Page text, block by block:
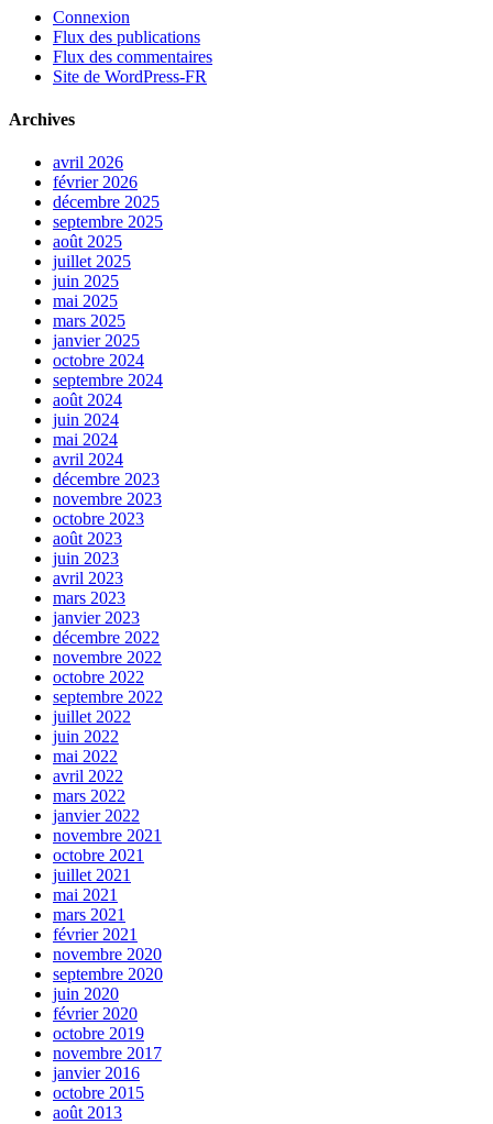
Connexion
Flux des publications
Flux des commentaires
Site de WordPress-FR
Archives
avril 2026
février 2026
décembre 2025
septembre 2025
août 2025
juillet 2025
juin 2025
mai 2025
mars 2025
janvier 2025
octobre 2024
septembre 2024
août 2024
juin 2024
mai 2024
avril 2024
décembre 2023
novembre 2023
octobre 2023
août 2023
juin 2023
avril 2023
mars 2023
janvier 2023
décembre 2022
novembre 2022
octobre 2022
septembre 2022
juillet 2022
juin 2022
mai 2022
avril 2022
mars 2022
janvier 2022
novembre 2021
octobre 2021
juillet 2021
mai 2021
mars 2021
février 2021
novembre 2020
septembre 2020
juin 2020
février 2020
octobre 2019
novembre 2017
janvier 2016
octobre 2015
août 2013